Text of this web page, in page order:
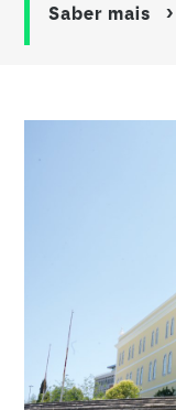
Saber mais